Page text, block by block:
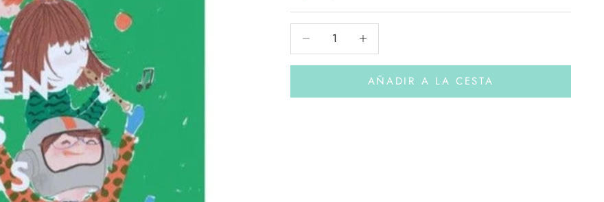
Reducir cantidadAumentar cantidad
AÑADIR A LA CESTA